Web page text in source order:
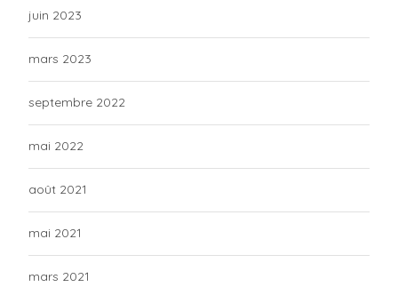
juin 2023
mars 2023
septembre 2022
mai 2022
août 2021
mai 2021
mars 2021